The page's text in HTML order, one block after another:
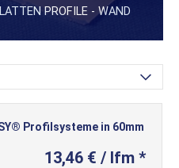
PROFILE - WAND
Profilsysteme in 60mm
13,46 € / lfm *